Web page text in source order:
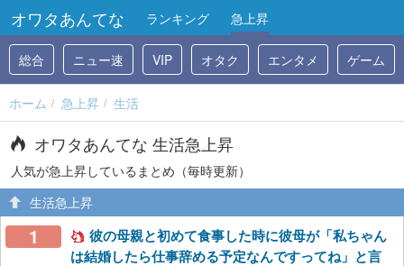
オワタあんてな ランキング 急上昇
総合 ニュー速 VIP オタク エンタメ ゲーム
ホーム 急上昇 生活
オワタあんてな 生活急上昇
人気が急上昇しているまとめ（毎時更新）
生活急上昇
1
彼の母親と初めて食事した時に彼母が「私ちゃん
は結婚したら仕事辞める予定なんですってね」と言